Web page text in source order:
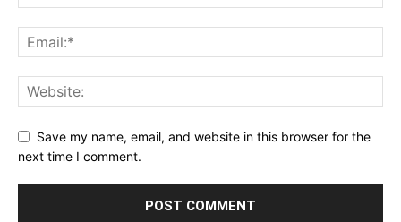
Save my name, email, and website in this browser for the
next time I comment.